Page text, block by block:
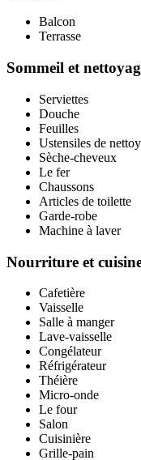
Balcon
Terrasse
Sommeil et
Serviettes
Douche
Feuilles
Ustensiles de
Sèche-cheveux
Le fer
Chaussons
Articles de toilette
Garde-robe
Machine à laver
Nourriture et
Cafetière
Vaisselle
Salle à manger
Lave-vaisselle
Congélateur
Réfrigérateur
Théière
Micro-onde
Le four
Salon
Cuisinière
Grille-pain